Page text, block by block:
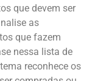
que devem ser
as
que fazem
nessa lista de
reconhece os